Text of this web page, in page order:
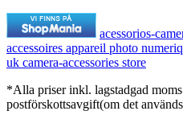
acessorios-
accessoires appareil photo
uk camera-accessories store
*Alla priser inkl. lagstadgad
postförskottsavgift(om det